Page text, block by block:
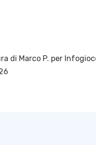
di Marco P. per